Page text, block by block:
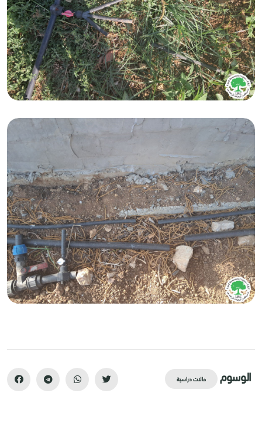
الوسوم حالات دراسية